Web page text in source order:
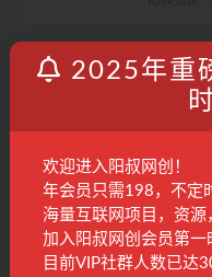
联系客服
2025年重
欢迎进入阳叔网创！
年会员只需198，不定
海量互联网项目，资源
加入阳叔网创会员第一
目前VIP社群人数已达